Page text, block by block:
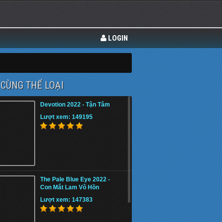
LOGIN
CÙNG THỂ LOẠI
Devotion 2022 - Tận Tâm
Lượt xem: 149195
The Pale Blue Eye 2022 -
Con Mắt Lam Vô Hồn
Lượt xem: 147383